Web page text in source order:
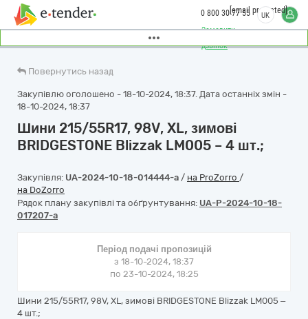
Замовити
дзвінок
0 800 30 77 55[email protected]
UK
Повернутись назад
Закупівлю оголошено - 18-10-2024, 18:37. Дата останніх змін -
18-10-2024, 18:37
Шини 215/55R17, 98V, XL, зимові
BRIDGESTONE Blizzak LM005 – 4 шт.;
Закупівля: UA-2024-10-18-014444-a / на ProZorro /
на DoZorro
Рядок плану закупівлі та обґрунтування: UA-P-2024-10-18-
017207-a
Період подачі пропозицій
з 18-10-2024, 18:37
по 23-10-2024, 18:25
Шини 215/55R17, 98V, XL, зимові BRIDGESTONE Blizzak LM005 –
4 шт.;